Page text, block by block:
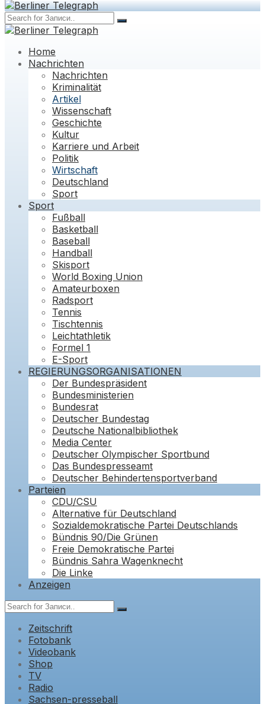
Home
Nachrichten
Nachrichten
Kriminalität
Artikel
Wissenschaft
Geschichte
Kultur
Karriere und Arbeit
Politik
Wirtschaft
Deutschland
Sport
Sport
Fußball
Basketball
Baseball
Handball
Skisport
World Boxing Union
Amateurboxen
Radsport
Tennis
Tischtennis
Leichtathletik
Formel 1
E-Sport
REGIERUNGSORGANISATIONEN
Der Bundespräsident
Bundesministerien
Bundesrat
Deutscher Bundestag
Deutsche Nationalbibliothek
Media Center
Deutscher Olympischer Sportbund
Das Bundespresseamt
Deutscher Behindertensportverband
Parteien
CDU/CSU
Alternative für Deutschland
Sozialdemokratische Partei Deutschlands
Bündnis 90/Die Grünen
Freie Demokratische Partei
Bündnis Sahra Wagenknecht
Die Linke
Anzeigen
Zeitschrift
Fotobank
Videobank
Shop
TV
Radio
Sachsen-presseball